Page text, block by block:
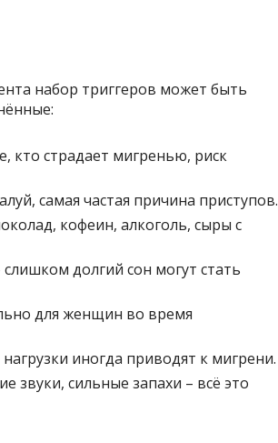
набор триггеров может быть
кто страдает мигренью, риск
самая частая причина приступов.
кофеин, алкоголь, сыры с
долгий сон могут стать
для женщин во время
иногда приводят к мигрени.
звуки, сильные запахи – всё это